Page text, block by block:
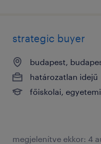
strategic buyer
budapest,
határozatlan idejű
főiskolai,
megjelenítve ekkor: 4